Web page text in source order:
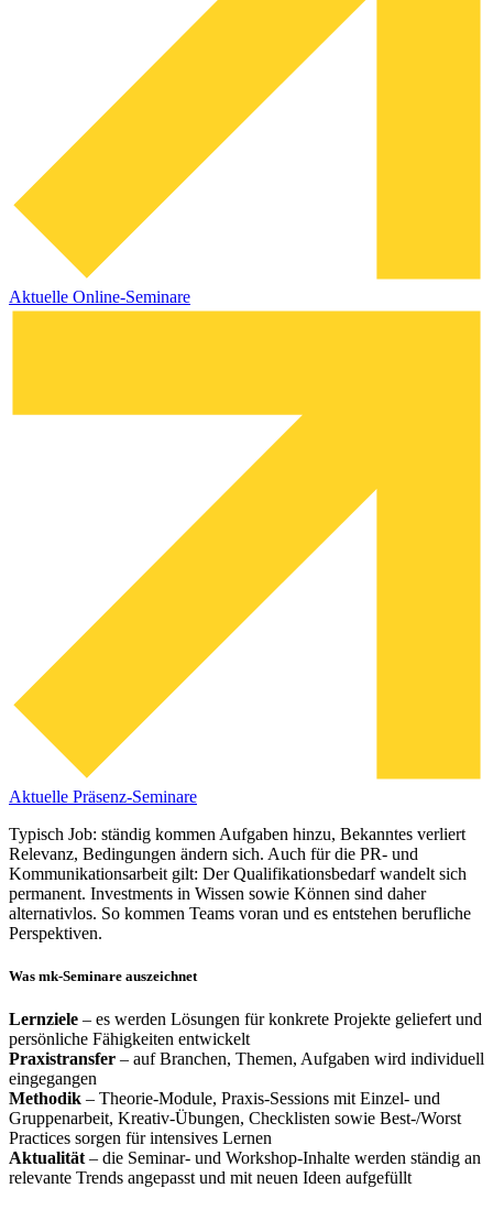
Aktuelle Online-Seminare
Aktuelle Präsenz-Seminare
Typisch Job: ständig kommen Aufgaben hinzu, Bekanntes verliert
Relevanz, Bedingungen ändern sich. Auch für die PR- und
Kommunikationsarbeit gilt: Der Qualifikationsbedarf wandelt sich
permanent. Investments in Wissen sowie Können sind daher
alternativlos. So kommen Teams voran und es entstehen berufliche
Perspektiven.
Was mk-Seminare auszeichnet
Lernziele – es werden Lösungen für konkrete Projekte geliefert und
persönliche Fähigkeiten entwickelt
Praxistransfer – auf Branchen, Themen, Aufgaben wird individuell
eingegangen
Methodik – Theorie-Module, Praxis-Sessions mit Einzel- und
Gruppenarbeit, Kreativ-Übungen, Checklisten sowie Best-/Worst
Practices sorgen für intensives Lernen
Aktualität – die Seminar- und Workshop-Inhalte werden ständig an
relevante Trends angepasst und mit neuen Ideen aufgefüllt